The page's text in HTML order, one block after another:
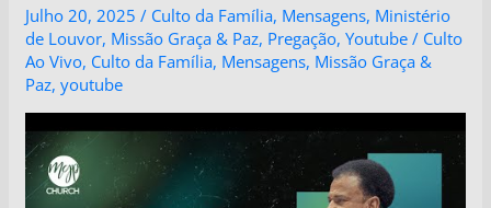
Julho 20, 2025 / Culto da Família, Mensagens, Ministério
de Louvor, Missão Graça & Paz, Pregação,Youtube / Culto
Ao Vivo, Culto da Família, Mensagens, Missão Graça &
Paz,youtube